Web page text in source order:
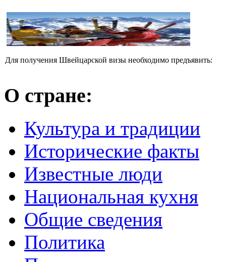
Для получения Швейцарской визы необходимо предъявить:
О стране:
Культура и традиции
Исторические факты
Известные люди
Национальная кухня
Общие сведения
Политика